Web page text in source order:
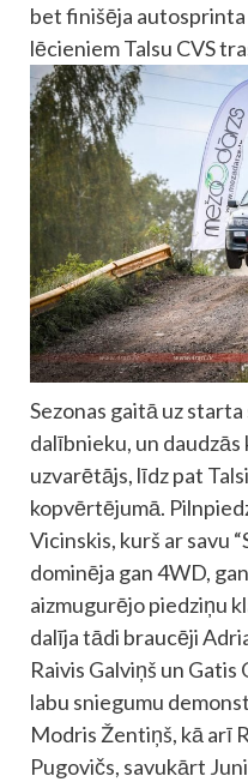
bet finišēja
lēcieniem Talsu CVS
Sezonas gaitā uz
dalībnieku, un
uzvarētājs, līdz pat
kopvērtējumā.
Vicinskis, kurš ar savu
dominēja gan 4WD,
aizmugurējo piedziņu
dalīja tādi braucēji
Raivis Galviņš un
labu sniegumu
Modris Žentiņš, kā arī
Pugovičs, savukārt